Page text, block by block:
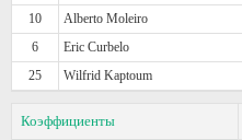
10
Alberto Moleiro
6
Eric Curbelo
25
Wilfrid Kaptoum
Коэффициенты